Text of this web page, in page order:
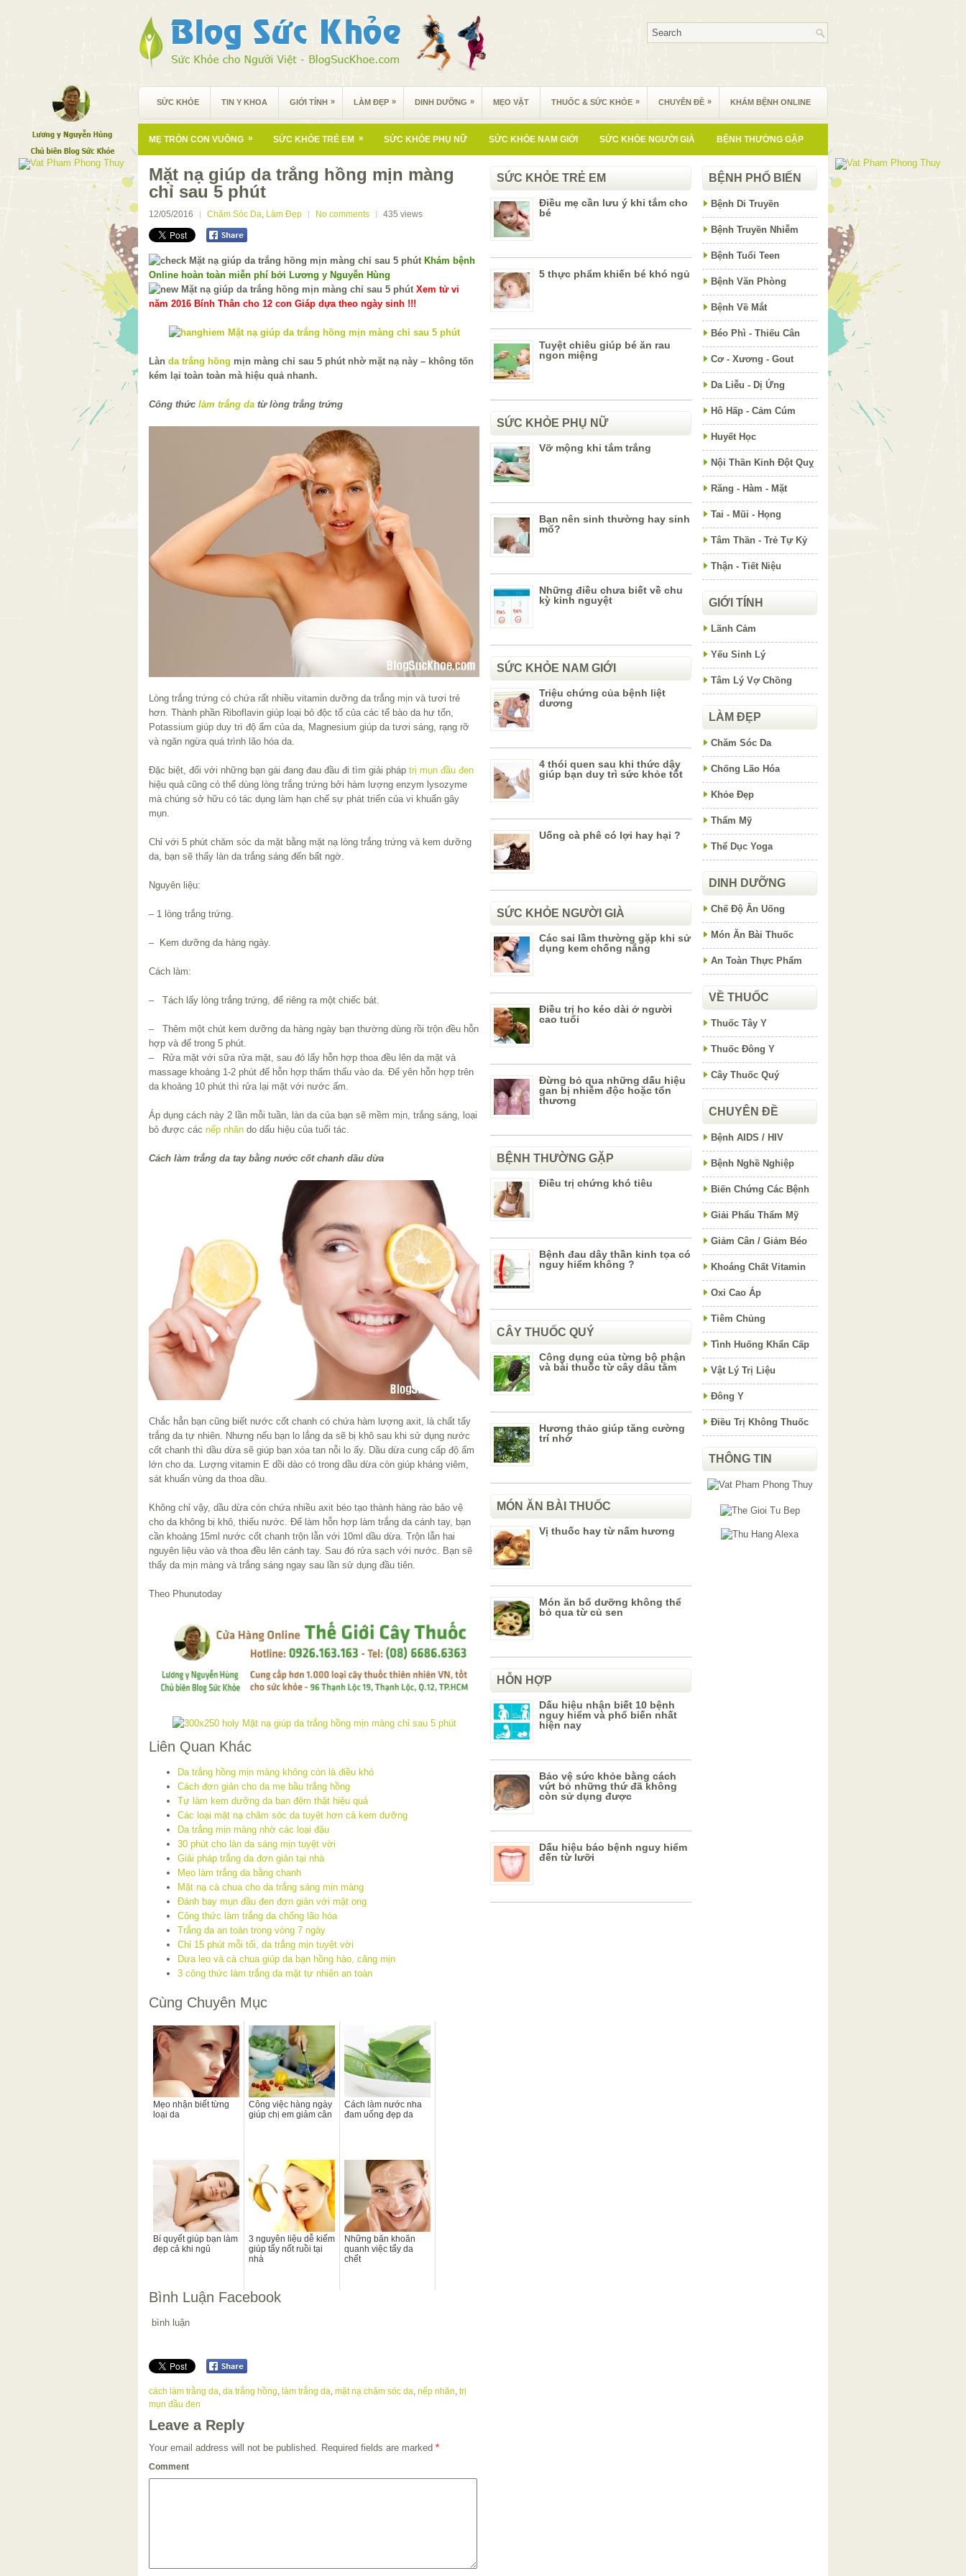
SỨC KHỎE TIN Y KHOA GIỚI TÍNH » LÀM ĐẸP » DINH DƯỠNG » MẸO VẶT THUỐC & SỨC KHỎE » CHUYÊN ĐỀ » KHÁM BỆNH ONLINE
MẸ TRÒN CON VUÔNG » SỨC KHỎE TRẺ EM » SỨC KHỎE PHỤ NỮ SỨC KHỎE NAM GIỚI SỨC KHỎE NGƯỜI GIÀ BỆNH THƯỜNG GẶP
Mặt nạ giúp da trắng hồng mịn màng
chỉ sau 5 phút
12/05/2016 Chăm Sóc Da, Làm Đẹp No comments 435 views
Khám bệnh
Online hoàn toàn miễn phí bởi Lương y Nguyễn Hùng
Xem tử vi
năm 2016 Bính Thân cho 12 con Giáp dựa theo ngày sinh !!!
Làn da trắng hồng mịn màng chỉ sau 5 phút nhờ mặt nạ này – không tốn
kém lại toàn toàn mà hiệu quả nhanh.
Công thức làm trắng da từ lòng trắng trứng
Lòng trắng trứng có chứa rất nhiều vitamin dưỡng da trắng mịn và tươi trẻ
hơn. Thành phần Riboflavin giúp loại bỏ độc tố của các tế bào da hư tổn,
Potassium giúp duy trì độ ẩm của da, Magnesium giúp da tươi sáng, rạng rỡ
và ngăn ngừa quá trình lão hóa da.
Đặc biệt, đối với những bạn gái đang đau đầu đi tìm giải pháp trị mụn đầu đen
hiệu quả cũng có thể dùng lòng trắng trứng bởi hàm lượng enzym lysozyme
mà chúng sở hữu có tác dụng làm hạn chế sự phát triển của vi khuẩn gây
mụn.
Chỉ với 5 phút chăm sóc da mặt bằng mặt nạ lòng trắng trứng và kem dưỡng
da, bạn sẽ thấy làn da trắng sáng đến bất ngờ.
Nguyên liệu:
– 1 lòng trắng trứng.
– Kem dưỡng da hàng ngày.
Cách làm:
– Tách lấy lòng trắng trứng, để riêng ra một chiếc bát.
– Thêm một chút kem dưỡng da hàng ngày bạn thường dùng rồi trộn đều hỗn
hợp và để trong 5 phút.
– Rửa mặt với sữa rửa mặt, sau đó lấy hỗn hợp thoa đều lên da mặt và
massage khoảng 1-2 phút để hỗn hợp thẩm thấu vào da. Để yên hỗn hợp trên
da khoảng 10 phút thì rửa lại mặt với nước ấm.
Áp dụng cách này 2 lần mỗi tuần, làn da của bạn sẽ mềm mịn, trắng sáng, loại
bỏ được các nếp nhăn do dấu hiệu của tuổi tác.
Cách làm trắng da tay bằng nước cốt chanh dầu dừa
Chắc hẳn bạn cũng biết nước cốt chanh có chứa hàm lượng axit, là chất tẩy
trắng da tự nhiên. Nhưng nếu bạn lo lắng da sẽ bị khô sau khi sử dụng nước
cốt chanh thì dầu dừa sẽ giúp bạn xóa tan nỗi lo ấy. Dầu dừa cung cấp độ ẩm
lớn cho da. Lượng vitamin E dồi dào có trong dầu dừa còn giúp kháng viêm,
sát khuẩn vùng da thoa dầu.
Không chỉ vậy, dầu dừa còn chứa nhiều axit béo tạo thành hàng rào bảo vệ
cho da không bị khô, thiếu nước. Để làm hỗn hợp làm trắng da cánh tay, bạn
cần khoảng 15ml nước cốt chanh trộn lẫn với 10ml dầu dừa. Trộn lẫn hai
nguyên liệu vào và thoa đều lên cánh tay. Sau đó rửa sạch với nước. Bạn sẽ
thấy da mịn màng và trắng sáng ngay sau lần sử dụng đầu tiên.
Theo Phunutoday
Liên Quan Khác
Da trắng hồng mịn màng không còn là điều khó
Cách đơn giản cho da mẹ bầu trắng hồng
Tự làm kem dưỡng da ban đêm thật hiệu quả
Các loại mặt nạ chăm sóc da tuyệt hơn cả kem dưỡng
Da trắng mịn màng nhờ các loại đậu
30 phút cho làn da sáng mịn tuyệt vời
Giải pháp trắng da đơn giản tại nhà
Mẹo làm trắng da bằng chanh
Mặt nạ cà chua cho da trắng sáng mịn màng
Đánh bay mụn đầu đen đơn giản với mật ong
Công thức làm trắng da chống lão hóa
Trắng da an toàn trong vòng 7 ngày
Chỉ 15 phút mỗi tối, da trắng mịn tuyệt vời
Dưa leo và cà chua giúp da bạn hồng hào, căng mịn
3 công thức làm trắng da mặt tự nhiên an toàn
Cùng Chuyên Mục
Mẹo nhận biết từng
loại da
Công việc hàng ngày
giúp chị em giảm cân
Cách làm nước nha
đam uống đẹp da
Bí quyết giúp bạn làm
đẹp cả khi ngủ
3 nguyên liệu dễ kiếm
giúp tẩy nốt ruồi tại
nhà
Những băn khoăn
quanh việc tẩy da
chết
Bình Luận Facebook
bình luận
cách làm trằng da da trắng hồng làm trắng da mặt nạ chăm sóc da nếp nhăn trị
mụn đầu đen
Leave a Reply
Your email address will not be published. Required fields are marked *
Comment
SỨC KHỎE TRẺ EM
Điều mẹ cần lưu ý khi tắm cho
bé
5 thực phẩm khiến bé khó ngủ
Tuyệt chiêu giúp bé ăn rau
ngon miệng
SỨC KHỎE PHỤ NỮ
Vỡ mộng khi tắm trắng
Bạn nên sinh thường hay sinh
mổ?
Những điều chưa biết về chu
kỳ kinh nguyệt
SỨC KHỎE NAM GIỚI
Triệu chứng của bệnh liệt
dương
4 thói quen sau khi thức dậy
giúp bạn duy trì sức khỏe tốt
Uống cà phê có lợi hay hại ?
SỨC KHỎE NGƯỜI GIÀ
Các sai lầm thường gặp khi sử
dụng kem chống nắng
Điều trị ho kéo dài ở người
cao tuổi
Đừng bỏ qua những dấu hiệu
gan bị nhiễm độc hoặc tổn
thương
BỆNH THƯỜNG GẶP
Điều trị chứng khó tiêu
Bệnh đau dây thần kinh tọa có
nguy hiểm không ?
CÂY THUỐC QUÝ
Công dụng của từng bộ phận
và bài thuốc từ cây dâu tằm
Hương thảo giúp tăng cường
trí nhớ
MÓN ĂN BÀI THUỐC
Vị thuốc hay từ nấm hương
Món ăn bổ dưỡng không thể
bỏ qua từ củ sen
HỖN HỢP
Dấu hiệu nhận biết 10 bệnh
nguy hiểm và phổ biến nhất
hiện nay
Bảo vệ sức khỏe bằng cách
vứt bỏ những thứ đã không
còn sử dụng được
Dấu hiệu báo bệnh nguy hiểm
đến từ lưỡi
BỆNH PHỔ BIẾN
Bệnh Di Truyền
Bệnh Truyền Nhiễm
Bệnh Tuổi Teen
Bệnh Văn Phòng
Bệnh Về Mắt
Béo Phì - Thiếu Cân
Cơ - Xương - Gout
Da Liễu - Dị Ứng
Hô Hấp - Cảm Cúm
Huyết Học
Nội Thần Kinh Đột Quỵ
Răng - Hàm - Mặt
Tai - Mũi - Họng
Tâm Thần - Trẻ Tự Kỷ
Thận - Tiết Niệu
GIỚI TÍNH
Lãnh Cảm
Yếu Sinh Lý
Tâm Lý Vợ Chồng
LÀM ĐẸP
Chăm Sóc Da
Chống Lão Hóa
Khỏe Đẹp
Thẩm Mỹ
Thể Dục Yoga
DINH DƯỠNG
Chế Độ Ăn Uống
Món Ăn Bài Thuốc
An Toàn Thực Phẩm
VỀ THUỐC
Thuốc Tây Y
Thuốc Đông Y
Cây Thuốc Quý
CHUYÊN ĐỀ
Bệnh AIDS / HIV
Bệnh Nghề Nghiệp
Biến Chứng Các Bệnh
Giải Phẩu Thẩm Mỹ
Giảm Cân / Giảm Béo
Khoáng Chất Vitamin
Oxi Cao Áp
Tiêm Chủng
Tình Huống Khẩn Cấp
Vật Lý Trị Liệu
Đông Y
Điều Trị Không Thuốc
THÔNG TIN